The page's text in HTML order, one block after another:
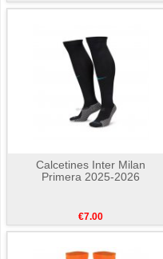
Calcetines Inter Milan
Primera 2025-2026
€7.00